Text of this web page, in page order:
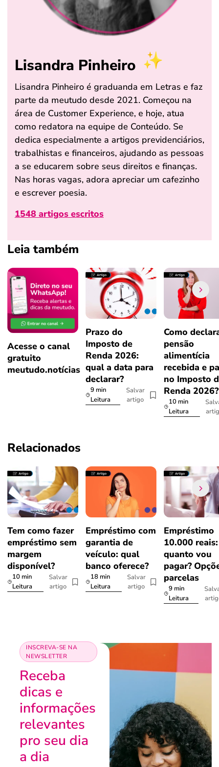
Lisandra Pinheiro
Lisandra Pinheiro é graduanda em Letras e faz
parte da meutudo desde 2021. Começou na
área de Customer Experience, e hoje, atua
como redatora na equipe de Conteúdo. Se
dedica especialmente a artigos previdenciários,
trabalhistas e financeiros, ajudando as pessoas
a se educarem sobre seus direitos e finanças.
Nas horas vagas, adora apreciar um cafezinho
e escrever poesia.
1548 artigos escritos
Leia também
Acesse o canal
gratuito
meutudo.notícias
Prazo do
Imposto de
Renda 2026:
qual a data para
declarar?
9 min
Leitura
Salvar
artigo
Como
pensão
alimentícia
recebida e
no Imposto
Renda
10 min
Leitura
Relacionados
Tem como fazer
empréstimo sem
margem
disponível?
10 min
Leitura
Salvar
artigo
Empréstimo com
garantia de
veículo: qual
banco oferece?
18 min
Leitura
Salvar
artigo
Empréstimo
10.000 reais:
quanto vou
pagar?
parcelas
9 min
Leitura
INSCREVA-SE NA
NEWSLETTER
Receba
dicas e
informações
relevantes
pro seu dia
a dia